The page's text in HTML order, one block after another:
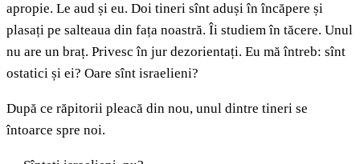
apropie. Le aud și eu. Doi tineri sînt aduși în încăpere și
plasați pe salteaua din fața noastră. Îi studiem în tăcere. Unul
nu are un braț. Privesc în jur dezorientați. Eu mă întreb: sînt
ostatici și ei? Oare sînt israelieni?
După ce răpitorii pleacă din nou, unul dintre tineri se
întoarce spre noi.